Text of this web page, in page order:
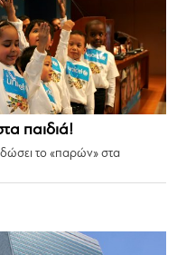
παιδιά!
το «παρών» στα